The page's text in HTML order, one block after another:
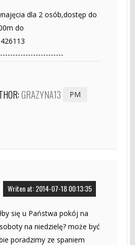
dla 2 osób,dostęp do
do
GRAZYNA13 PM
Writen at: 2014-07-18 00:13:35
się u Państwa pokój na
na niedzielę? może być
poradzimy ze spaniem